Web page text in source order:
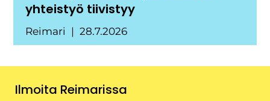
yhteistyö tiivistyy
Reimari 28.7.2026
Ilmoita Reimarissa